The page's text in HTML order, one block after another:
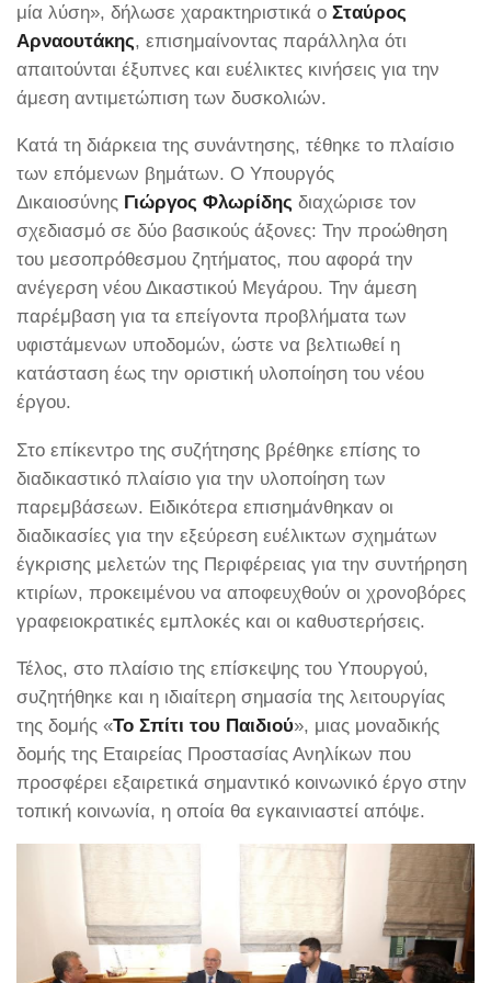
μία λύση», δήλωσε χαρακτηριστικά ο Σταύρος
Αρναουτάκης, επισημαίνοντας παράλληλα ότι
απαιτούνται έξυπνες και ευέλικτες κινήσεις για την
άμεση αντιμετώπιση των δυσκολιών.
Κατά τη διάρκεια της συνάντησης, τέθηκε το πλαίσιο
των επόμενων βημάτων. Ο Υπουργός
Δικαιοσύνης Γιώργος Φλωρίδης διαχώρισε τον
σχεδιασμό σε δύο βασικούς άξονες: Την προώθηση
του μεσοπρόθεσμου ζητήματος, που αφορά την
ανέγερση νέου Δικαστικού Μεγάρου. Την άμεση
παρέμβαση για τα επείγοντα προβλήματα των
υφιστάμενων υποδομών, ώστε να βελτιωθεί η
κατάσταση έως την οριστική υλοποίηση του νέου
έργου.
Στο επίκεντρο της συζήτησης βρέθηκε επίσης το
διαδικαστικό πλαίσιο για την υλοποίηση των
παρεμβάσεων. Ειδικότερα επισημάνθηκαν οι
διαδικασίες για την εξεύρεση ευέλικτων σχημάτων
έγκρισης μελετών της Περιφέρειας για την συντήρηση
κτιρίων, προκειμένου να αποφευχθούν οι χρονοβόρες
γραφειοκρατικές εμπλοκές και οι καθυστερήσεις.
Τέλος, στο πλαίσιο της επίσκεψης του Υπουργού,
συζητήθηκε και η ιδιαίτερη σημασία της λειτουργίας
της δομής «Το Σπίτι του Παιδιού», μιας μοναδικής
δομής της Εταιρείας Προστασίας Ανηλίκων που
προσφέρει εξαιρετικά σημαντικό κοινωνικό έργο στην
τοπική κοινωνία, η οποία θα εγκαινιαστεί απόψε.